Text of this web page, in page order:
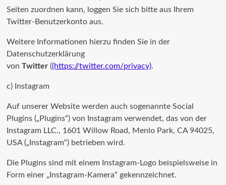
Seiten zuordnen kann, loggen Sie sich bitte aus Ihrem
Twitter-Benutzerkonto aus.
Weitere Informationen hierzu finden Sie in der
Datenschutzerklärung
vonTwitter ((https://twitter.com/privacy).
c) Instagram
Auf unserer Website werden auch sogenannte Social
Plugins („Plugins“) von Instagram verwendet, das von der
Instagram LLC., 1601 Willow Road, Menlo Park, CA 94025,
USA („Instagram“) betrieben wird.
Die Plugins sind mit einem Instagram-Logo beispielsweise in
Form einer „Instagram-Kamera“ gekennzeichnet.